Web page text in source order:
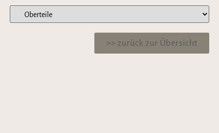
>> zurück zur Übersicht